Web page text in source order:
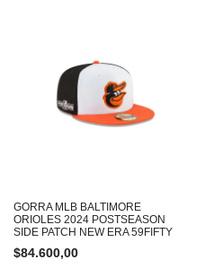
GORRA MLB BALTIMORE
ORIOLES 2024 POSTSEASON
SIDE PATCH NEW ERA 59FIFTY
$84.600,00